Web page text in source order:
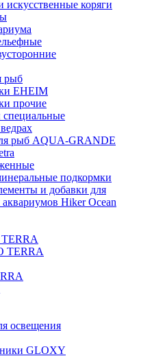
искусственные коряги
рыб
EHEIM
прочие
специальные
рыб AQUA-GRANDE
подкормки
и добавки для
Hiker Ocean
TERRA
освещения
GLOXY